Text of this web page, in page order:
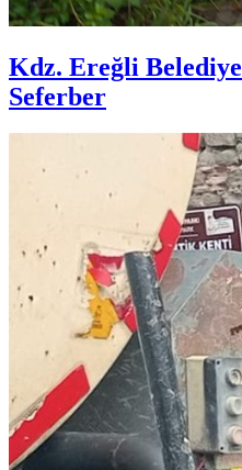
Kdz. Ereğli
Seferber